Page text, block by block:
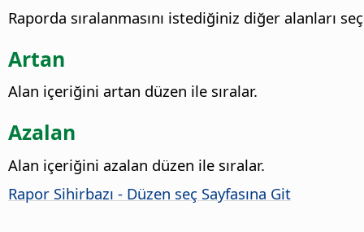
Raporda sıralanmasını istediğiniz diğer alanları
Artan
Alan içeriğini artan düzen ile sıralar.
Azalan
Alan içeriğini azalan düzen ile sıralar.
Rapor Sihirbazı - Düzen seç Sayfasına Git